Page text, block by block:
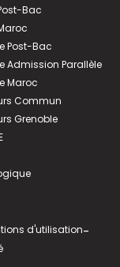
Bac
Post-Bac
Admission Parallèle
Maroc
Commun
Grenoble
d'utilisation-